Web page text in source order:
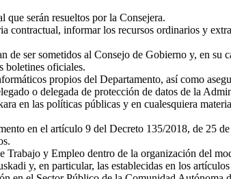
serán resueltos por la Consejera.
contractual, informar los recursos ordinarios y
de ser sometidos al Consejo de Gobierno y, en su
boletines oficiales.
propios del Departamento, así como
o delegada de protección de datos de la
en las políticas públicas y en cualesquiera
en el artículo 9 del Decreto 135/2018, de 25
Trabajo y Empleo dentro de la organización del
y, en particular, las establecidas en los